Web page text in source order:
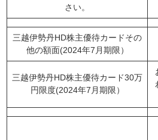
さい。
三越伊勢丹HD株主優待カードその
他の額面(2024年7月期限）
三越伊勢丹HD株主優待カード30万
円限度(2024年7月期限）